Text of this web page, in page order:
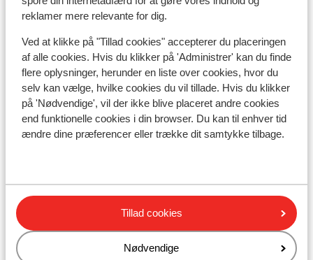
reklamer mere relevante for dig.
Ved at klikke på "Tillad cookies" accepterer du placeringen
af alle cookies. Hvis du klikker på 'Administrer' kan du finde
flere oplysninger, herunder en liste over cookies, hvor du
selv kan vælge, hvilke cookies du vil tillade. Hvis du klikker
på 'Nødvendige', vil der ikke blive placeret andre cookies
end funktionelle cookies i din browser. Du kan til enhver tid
ændre dine præferencer eller trække dit samtykke tilbage.
Tillad cookies
Nødvendige
Rolig beliggenhed
Liftkort/skileje/undervisning
Liftkort
Undervisning
Andre overnatningssteder i Kronplatz
Hotel Monte Paraccia